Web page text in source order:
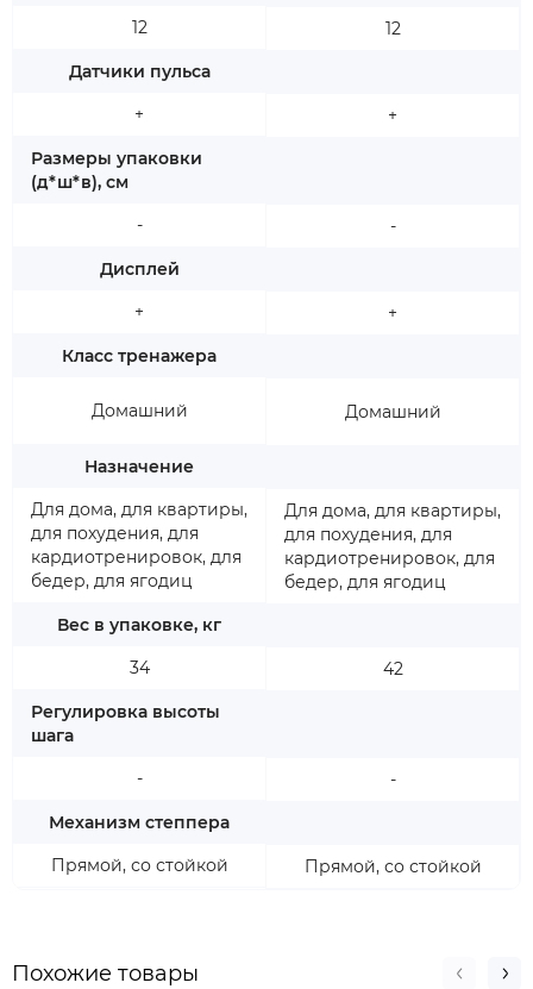
12
Датчики пульса
+
Размеры упаковки
(д*ш*в), см
-
Дисплей
+
Класс тренажера
Домашний
Назначение
Для дома, для квартиры,
для похудения, для
кардиотренировок, для
бедер, для ягодиц
Вес в упаковке, кг
34
Регулировка высоты
шага
-
Механизм степпера
Прямой, со стойкой
12
+
-
+
Домашний
Для дома, для квартиры,
для похудения, для
кардиотренировок, для
бедер, для ягодиц
42
-
Прямой, со стойкой
Похожие товары